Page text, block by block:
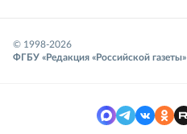
© 1998-2026
ФГБУ «Редакция «Российской газеты»